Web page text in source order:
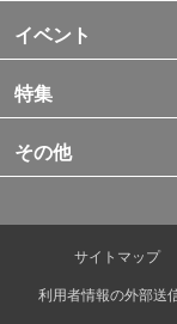
イベント
特集
その他
サイトマップ
利用者情報の外部送